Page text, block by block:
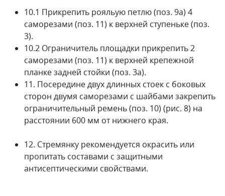
10.1 Прикрепить рояльую петлю (поз. 9а) 4
саморезами (поз. 11) к верхней ступеньке (поз.
3).
10.2 Ограничитель площадки прикрепить 2
саморезами (поз. 11) к верхней крепежной
планке задней стойки (поз. 3а).
11. Посередине двух длинных стоек с боковых
сторон двумя саморезами с шайбами закрепить
ограничительный ремень (поз. 10) (рис. 8) на
расстоянии 600 мм от нижнего края.
12. Стремянку рекомендуется окрасить или
пропитать составами с защитными
антисептическими свой­ствами.